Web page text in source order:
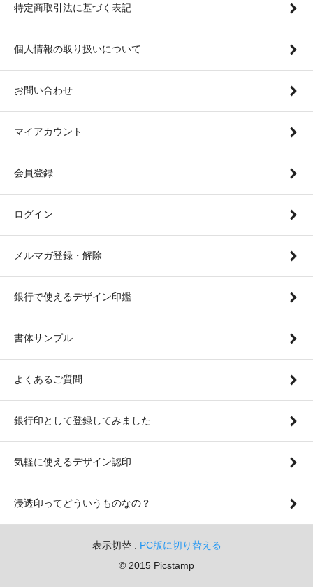
特定商取引法に基づく表記
個人情報の取り扱いについて
お問い合わせ
マイアカウント
会員登録
ログイン
メルマガ登録・解除
銀行で使えるデザイン印鑑
書体サンプル
よくあるご質問
銀行印として登録してみました
気軽に使えるデザイン認印
浸透印ってどういうものなの？
表示切替 : PC版に切り替える
© 2015 Picstamp